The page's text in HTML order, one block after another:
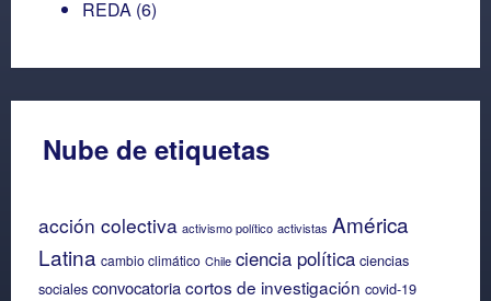
REDA (6)
Nube de etiquetas
acción colectiva activismo político activistas América
Latina cambio climático Chile ciencia política ciencias
sociales convocatoriacortos de investigación covid-19